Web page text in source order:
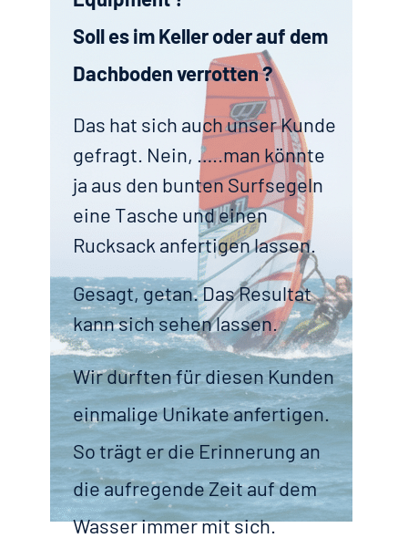
Soll es im Keller oder auf dem
Dachboden verrotten ?
Das hat sich auch unser Kunde
gefragt. Nein, …..man könnte
ja aus den bunten Surfsegeln
eine Tasche und einen
Rucksack anfertigen lassen.
Gesagt, getan. Das Resultat
kann sich sehen lassen.
Wir durften für diesen Kunden
einmalige Unikate anfertigen.
So trägt er die Erinnerung an
die aufregende Zeit auf dem
Wasser immer mit sich.